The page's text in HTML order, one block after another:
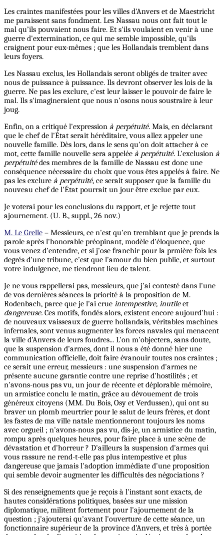
Les craintes manifestées pour les villes d'Anvers et de Maestricht
me paraissent sans fondment. Les Nassau nous ont fait tout le
mal qu’ils pouvaient nous faire. Et s'ils voulaient en venir à une
guerre d'extermination, ce qui me semble impossible, qu'ils
craignent pour eux-mêmes ; que les Hollandais tremblent dans
leurs foyers.
Les Nassau exclus, les Hollandais seront obligés de traiter avec
nous de puissance à puissance. Ils devront observer les lois de la
guerre. Ne pas les exclure, c'est leur laisser le pouvoir de faire le
mal. Ils s'imagineraient que nous n'osons nous soustraire à leur
joug.
Enfin, on a critiqué l'expression à perpétuité. Mais, en déclarant
que le chef de l'État serait héréditaire, vous allez appeler une
nouvelle famille. Dès lors, dans le sens qu'on doit attacher à ce
mot, cette famille nouvelle sera appelée à perpétuité. L'exclusion à
perpétuitédes membres de la famille de Nassau est donc une
conséquence nécessaire du choix que vous êtes appelés à faire. Ne
pas les exclure à perpétuité, ce serait supposer que la famille du
nouveau chef de l'État pourrait un jour être exclue par eux.
Je voterai pour les conclusions du rapport, et je rejette tout
ajournement. (U. B., suppl., 26 nov.)
M. Le Grelle – Messieurs, ce n'est qu'en tremblant que je prends la
parole après l'honorable préopinant, modèle d'éloquence, que
vous venez d'entendre, et si j'ose franchir pour la prmière fois les
degrés d'une tribune, c'est que l'amour du bien public, et surtout
votre indulgence, me tiendront lieu de talent.
Je ne vous rappellerai pas, messieurs, que j'ai contesté dans l'une
de vos dernières séances la priorité à la proposition de M.
Rodenbach, parce que je l'ai crue intempestive, inutileet
dangereuse. Ces motifs, fondés alors, existent encore aujourd'hui :
de nouveaux vaisseaux de guerre hollandais, véritables machines
infernales, sont venus augmenter les forces navales qui menacent
la ville d'Anvers de leurs foudres... L'on m'objectera, sans doute,
que la suspension d'armes, dont il nous a été donné hier une
communication officielle, doit faire évanouir toutes nos craintes ;
ce serait une erreur, messieurs : une suspension d'armes ne
présente aucune garantie contre une reprise d'hostilités ; et
n'avons-nous pas vu, un jour de récente et déplorable mémoire,
un armistice conclu le matin, grâce au dévouement de trois
généreux citoyens (MM. Du Bois, Osy et Verdussen), qui ont su
braver un plomb meurtrier pour le salut de leurs frères, et dont
les fastes de ma ville natale mentionneront toujours les noms
avec orgueil ; n'avons-nous pas vu, dis-je, un armistice du matin,
rompu après quelques heures, pour faire place à une scène de
dévastation et d'horreur ? D'ailleurs la suspension d'armes qui
vous rassure ne rend-t-elle pas plus intempestive et plus
dangereuse que jamais l'adoption immédiate d'une proposition
qui semble devoir augmenter les difficultés des négociations ?
Si des renseignements que je reçois à l'instant sont exacts, de
hautes considérations politiques, basées sur une mission
diplomatique, militent fortement pour l'ajournement de la
question ; j'ajouterai qu'avant l'ouverture de cette séance, un
fonctionnaire supérieur de la province d'Anvers, et très à portée